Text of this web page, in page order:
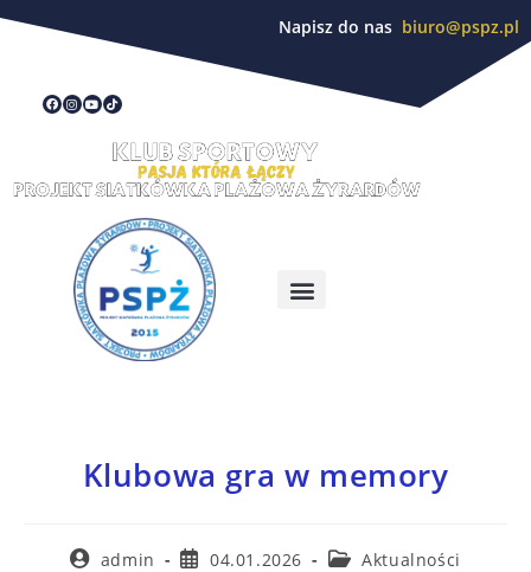
Napisz do nas biuro@pspz.pl
Klubowa gra w memory
admin 04.01.2026 Aktualności